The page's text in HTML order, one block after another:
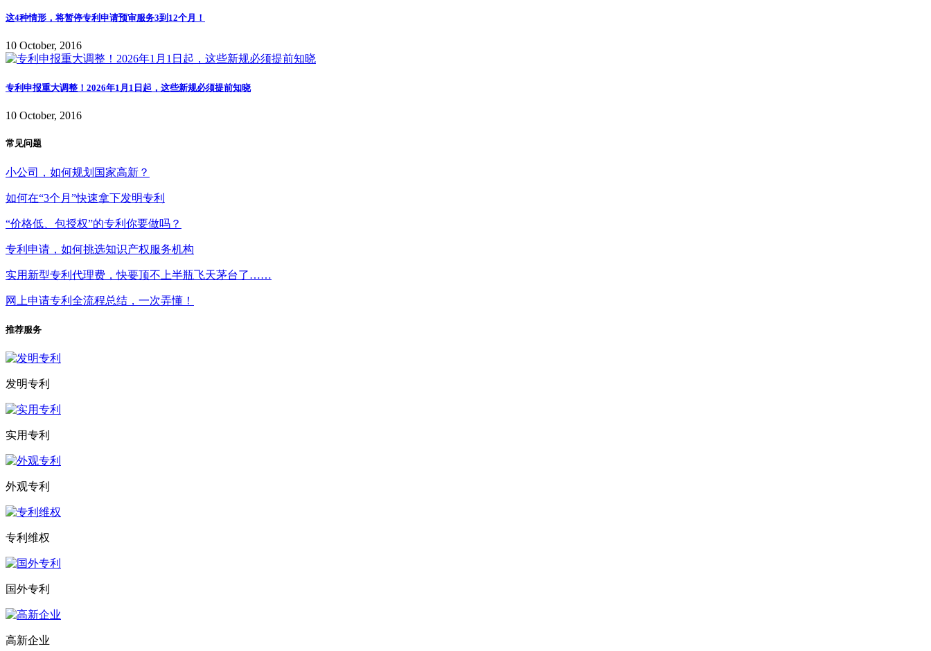
这4种情形，将暂停专利申请预审服务3到12个月！
10 October, 2016
专利申报重大调整！2026年1月1日起，这些新规必须提前知晓
10 October, 2016
常见问题
小公司，如何规划国家高新？
如何在“3个月”快速拿下发明专利
“价格低、包授权”的专利你要做吗？
专利申请，如何挑选知识产权服务机构
实用新型专利代理费，快要顶不上半瓶飞天茅台了……
网上申请专利全流程总结，一次弄懂！
推荐服务
发明专利
实用专利
外观专利
专利维权
国外专利
高新企业